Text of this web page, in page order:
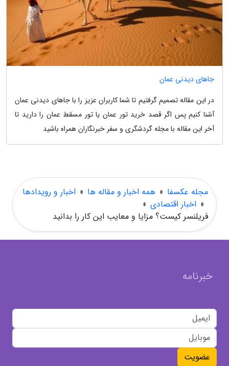
جاهای دیدنی عمان
در این مقاله تصمیم گرفتیم تا شما کاربران عزیز را با جاهای دیدنی عمان
آشنا کنیم پس اگر قصد خرید تور عمان یا تور مسقط عمان را دارید تا
آخر این مقاله با مجله گردشگری و سفر خبرنگاران همراه باشید
مجله عکسفا » همه اخبار و مقاله ها » اخبار و رویدادها
» اخبار اقتصادی »
فریلنسر کیست؟ مزایا و معایب این کار را بدانید
خبرنامه
عضویت